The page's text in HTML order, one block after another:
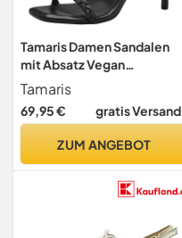
Tamaris Damen Sandalen
mit Absatz Vegan
Stilettoabsatz Sommer;
BLACK/schwarz; 40
Tamaris
69,95 € gratis Versand
ZUM ANGEBOT